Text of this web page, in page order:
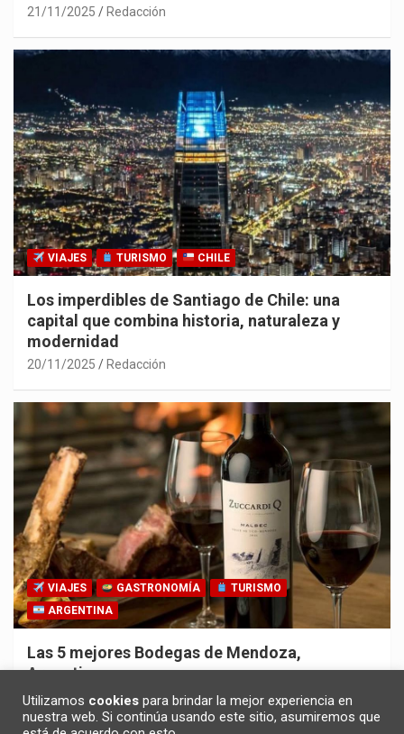
21/11/2025 Redacción
VIAJES TURISMO CHILE
Los imperdibles de Santiago de Chile: una
capital que combina historia, naturaleza y
modernidad
20/11/2025 Redacción
VIAJES GASTRONOMÍA
TURISMO
ARGENTINA
Las 5 mejores Bodegas de Mendoza,
Argentina
30/10/2025 Redacción
Utilizamos cookies para brindar la mejor experiencia en
nuestra web. Si continúa usando este sitio, asumiremos que